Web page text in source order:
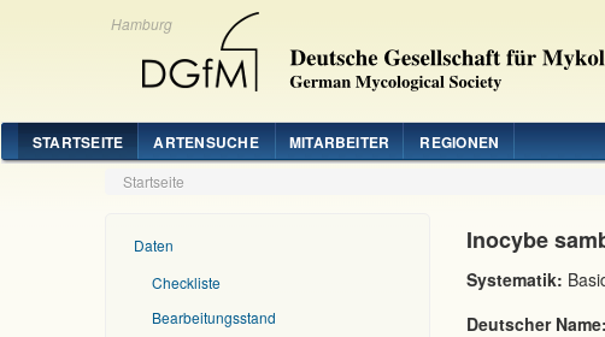
Hamburg
STARTSEITE ARTENSUCHE MITARBEITER REGIONEN
Startseite
Daten
Checkliste
Bearbeitungsstand
Inocybe
Systematik:
Deutscher Name: